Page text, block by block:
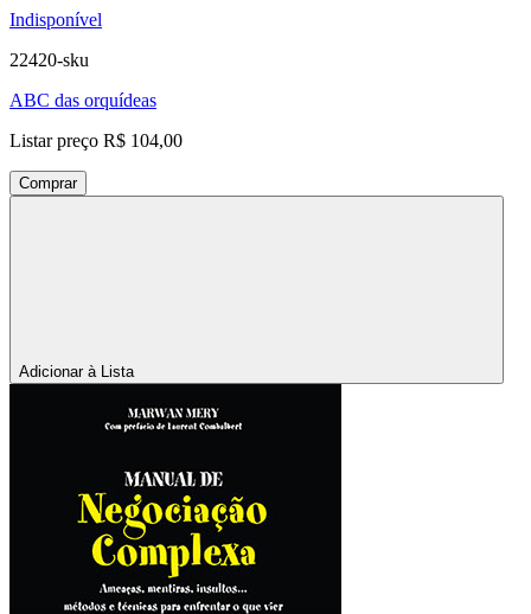
Indisponível
22420-sku
ABC das orquídeas
Listar preço R$ 104,00
Comprar
Adicionar à Lista